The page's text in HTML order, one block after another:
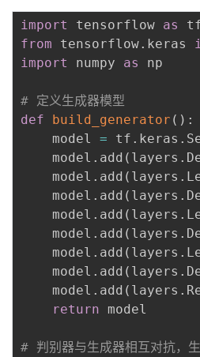
import tensorflow as
from tensorflow. keras
import
numpy as np
# 定义生成器模型
def
build_generator ( ) :
    model
= tf . keras .
    model
. add ( layers .
    model
. add ( layers .
    model
. add ( layers .
    model
. add ( layers .
    model
. add ( layers .
    model
. add ( layers .
    model
. add ( layers .
    model
. add ( layers .
return model
# 判别器与生成器相互对抗，